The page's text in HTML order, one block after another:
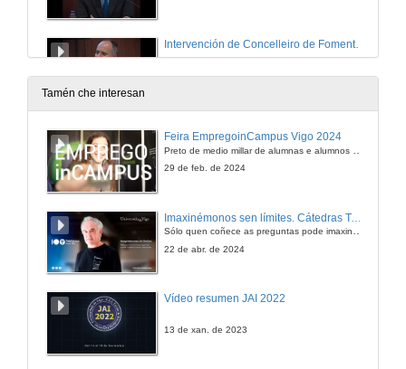
Intervención de Concelleiro de Fomento, Concello de Vigo
20 de nov. de 2015
20 de nov. de 2015
20 de nov. de 2015
Tamén che interesan
Feira EmpregoinCampus Vigo 2024
29 de feb. de 2024
Imaxinémonos sen límites. Cátedras Telefónica
Sólo quen coñece as preguntas pode imaxinar novas respostas
22 de abr. de 2024
Vídeo resumen JAI 2022
13 de xan. de 2023